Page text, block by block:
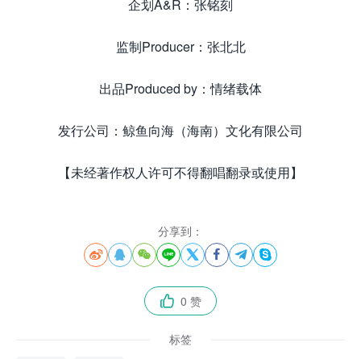
企划A&R：张铭刻
监制Producer：张北北
出品Produced by：情绪载体
发行公司：鲸鱼向海（海南）文化有限公司
【未经著作权人许可不得翻唱翻录或使用】
分享到：
       
 0 赞
标签